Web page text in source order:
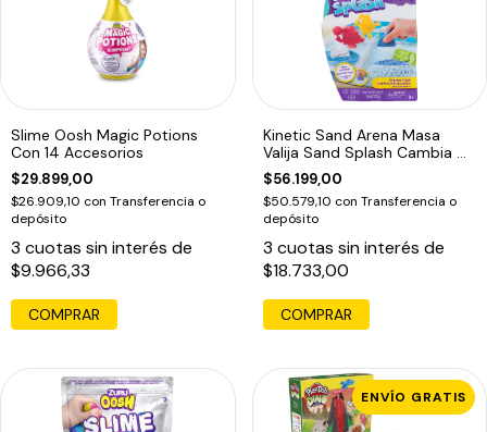
Slime Oosh Magic Potions
Con 14 Accesorios
$29.899,00
$26.909,10 con Transferencia o
depósito
3 cuotas sin interés de
$9.966,33
COMPRAR
Kinetic Sand Arena Masa
Valija Sand Splash Cambia De
Color
$56.199,00
$50.579,10 con Transferencia o
depósito
3 cuotas sin interés de
$18.733,00
COMPRAR
ENVÍO GRATIS